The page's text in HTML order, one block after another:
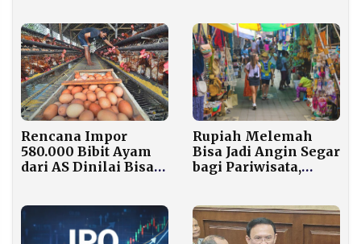
Mengancam
Rencana Impor
580.000 Bibit Ayam
dari AS Dinilai Bisa
Alasannya
Rupiah Melemah
Bisa Jadi Angin Segar
bagi Pariwisata,
Indonesia